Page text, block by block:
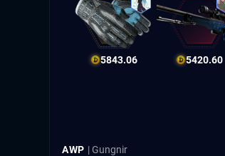
5843.06 5420.60
AWP | Gungnir